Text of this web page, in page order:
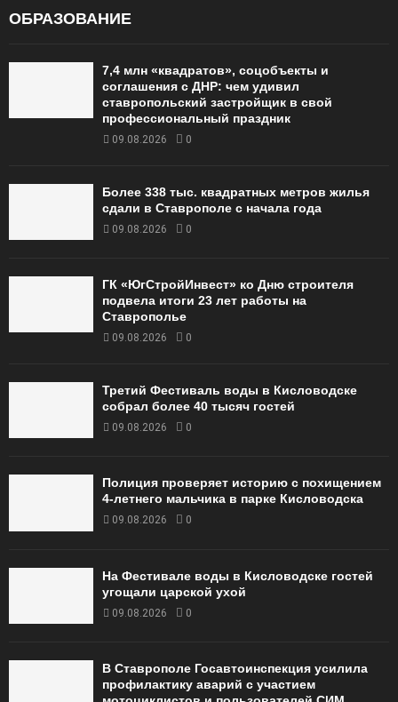
ОБРАЗОВАНИЕ
7,4 млн «квадратов», соцобъекты и
соглашения с ДНР: чем удивил
ставропольский застройщик в свой
профессиональный праздник
09.08.2026 0
Более 338 тыс. квадратных метров жилья
сдали в Ставрополе с начала года
09.08.2026 0
ГК «ЮгСтройИнвест» ко Дню строителя
подвела итоги 23 лет работы на
Ставрополье
09.08.2026 0
Третий Фестиваль воды в Кисловодске
собрал более 40 тысяч гостей
09.08.2026 0
Полиция проверяет историю с похищением
4-летнего мальчика в парке Кисловодска
09.08.2026 0
На Фестивале воды в Кисловодске гостей
угощали царской ухой
09.08.2026 0
В Ставрополе Госавтоинспекция усилила
профилактику аварий с участием